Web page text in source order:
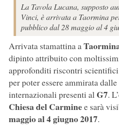
La Tavola Lucana, supposto
Vinci, è arrivata a Taormina
pubblico dal 28 maggio al 4
Arrivata stamattina a
dipinto attribuito con
approfonditi riscontri
per poter essere ammirata
internazionali presenti alG7.
Chiesa del Carminee sarà
maggio al 4 giugno 2017.